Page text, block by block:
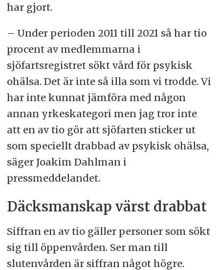
har gjort.
– Under perioden 2011 till 2021 så har tio
procent av medlemmarna i
sjöfartsregistret sökt vård för psykisk
ohälsa. Det är inte så illa som vi trodde. Vi
har inte kunnat jämföra med någon
annan yrkeskategori men jag tror inte
att en av tio gör att sjöfarten sticker ut
som speciellt drabbad av psykisk ohälsa,
säger Joakim Dahlman i
pressmeddelandet.
Däcksmanskap värst drabbat
Siffran en av tio gäller personer som sökt
sig till öppenvården. Ser man till
slutenvården är siffran något högre.